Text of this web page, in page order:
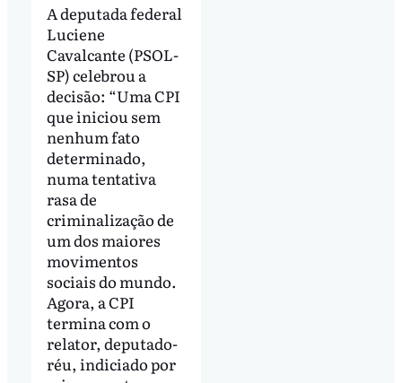
A deputada federal
Luciene
Cavalcante (PSOL-
SP) celebrou a
decisão: “Uma CPI
que iniciou sem
nenhum fato
determinado,
numa tentativa
rasa de
criminalização de
um dos maiores
movimentos
sociais do mundo.
Agora, a CPI
termina com o
relator, deputado-
réu, indiciado por